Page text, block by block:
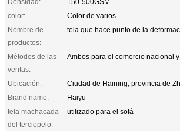
Densidad:
150-500GSM
color:
Color de varios
Nombre de
productos:
tela que hace punto de la
Métodos de las
ventas:
Ambos para el comercio nacional
Ubicación:
Ciudad de Haining, provincia de
Brand name:
Haiyu
tela machacada
del terciopelo:
utilizado para el sofá